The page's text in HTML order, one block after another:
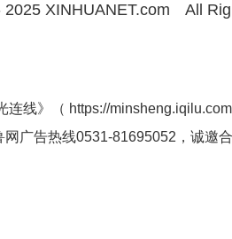
2025 XINHUANET.com All
连线》（ https://
网广告热线0531-81695052 ，诚邀